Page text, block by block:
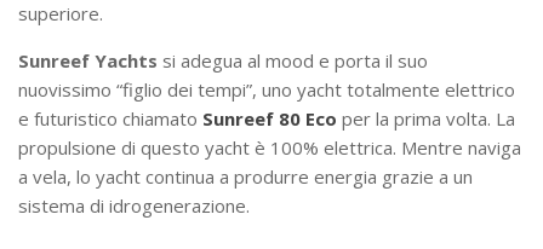
superiore.
Sunreef Yachts si adegua al mood e porta il suo
nuovissimo “figlio dei tempi”, uno yacht totalmente elettrico
e futuristico chiamato Sunreef 80 Eco per la prima volta. La
propulsione di questo yacht è 100% elettrica. Mentre naviga
a vela, lo yacht continua a produrre energia grazie a un
sistema di idrogenerazione.